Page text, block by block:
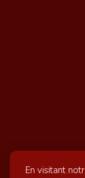
En visitant